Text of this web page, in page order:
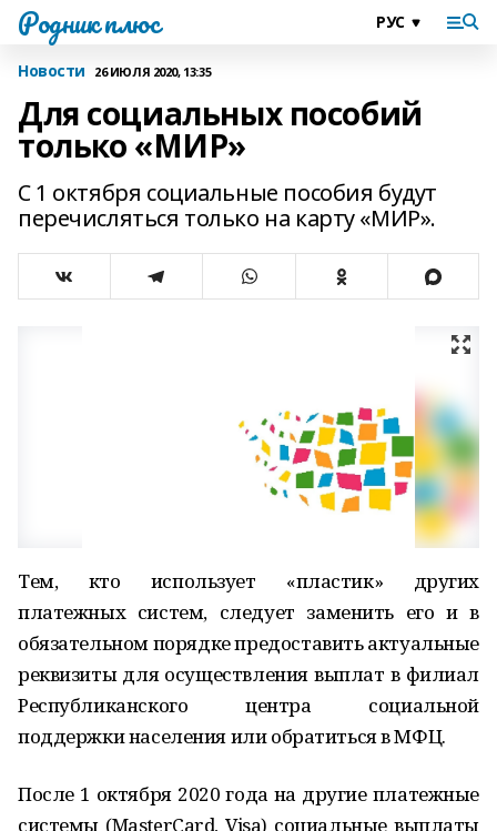
Родник плюс
Новости 26 ИЮЛЯ 2020, 13:35
Для социальных пособий
только «МИР»
С 1 октября социальные пособия будут
перечисляться только на карту «МИР».
Тем, кто использует «пластик» других
платежных систем, следует заменить его и в
обязательном порядке предоставить актуальные
реквизиты для осуществления выплат в филиал
Республиканского центра социальной
поддержки населения или обратиться в МФЦ.
После 1 октября 2020 года на другие платежные
системы (MasterCard, Visa) социальные выплаты